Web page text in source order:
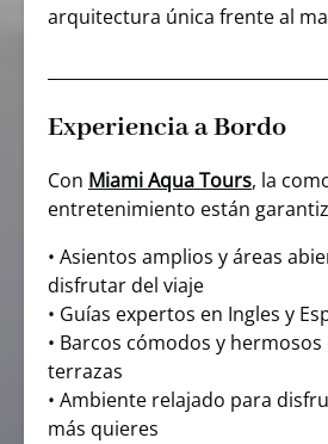
arquitectura única frente al
Experiencia a Bordo
Con Miami Aqua Tours, la
entretenimiento están
• Asientos amplios y áreas
disfrutar del viaje
• Guías expertos en Ingles y
• Barcos cómodos y
terrazas
• Ambiente relajado para
más quieres